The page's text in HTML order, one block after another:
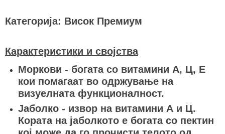
Категорија: Висок Премиум
Карактеристики и својства
Моркови - богата со витамини А, Ц, Е
кои помагаат во одржување на
визуелната функционалност.
Јаболко - извор на витамини А и Ц.
Кората на јаболкото е богата со пектин